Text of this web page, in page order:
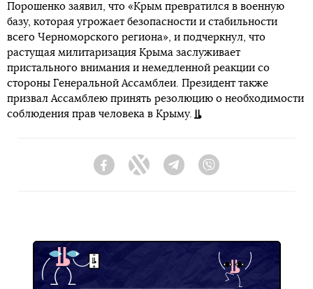
Порошенко заявил, что «Крым превратился в военную
базу, которая угрожает безопасности и стабильности
всего Черноморского региона», и подчеркнул, что
растущая милитаризация Крыма заслуживает
пристального внимания и немедленной реакции со
стороны Генеральной Ассамблеи. Президент также
призвал Ассамблею принять резолюцию о необходимости
соблюдения прав человека в Крыму.
FacebookTwitter Telegram